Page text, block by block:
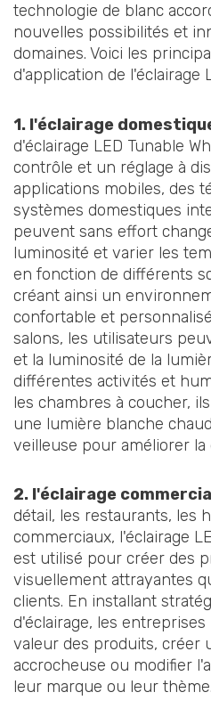
technologie de blanc
nouvelles possibilités et
domaines. Voici les
d'application de l'éclairage
1. l'éclairage
d'éclairage LED Tunable
contrôle et un réglage à
applications mobiles, des
systèmes domestiques
peuvent sans effort
luminosité et varier les
en fonction de différents
créant ainsi un
confortable et
salons, les utilisateurs
et la luminosité de la
différentes activités et
les chambres à coucher,
une lumière blanche
veilleuse pour améliorer la
2. l'éclairage
détail, les restaurants, les
commerciaux, l'éclairage
est utilisé pour créer des
visuellement attrayantes
clients. En installant
d'éclairage, les
valeur des produits, créer
accrocheuse ou modifier
leur marque ou leur thème.